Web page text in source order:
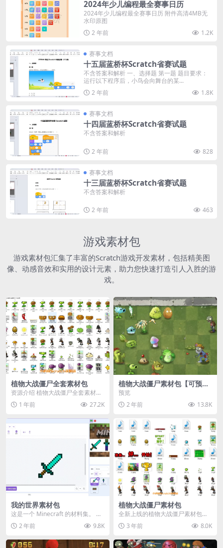
2024年少儿编程最全赛事日历
2024年少儿编程最全赛事日历 附件高清4MB无
水印原图
2 年前
1.2K
赛事文档
十五届蓝桥杯Scratch省赛试题
不含答案和解析 一、选择题 第一题 题目要求：
运行以下程序后，小鸟会向舞台的某...
2 年前
1.8K
赛事文档
十四届蓝桥杯Scratch省赛试题
不含答案和解析
2 年前 828
赛事文档
十三届蓝桥杯Scratch省赛试题
不含答案和解析
2 年前 463
游戏素材包
游戏素材包汇集了丰富的Scratch游戏开发素材，包括精美图
像、动感音效和实用的设计元素，助力您快速打造引人入胜的游
戏。
植物大战僵尸全套素材包
资源介绍 植物大战僵尸全套素材
包，包含227个丰富多样的素材，
涵盖角色、背景、动...
1 年前 27.2K
植物大战僵尸素材包【可预
览】
预览
2 年前
13.8K
我的世界素材包
这是一个 Minecraft 的材料集。 操
作方法如下： 工具 → 右箭头 怪物...
2 年前 9.8K
植物大战僵尸素材包
全新上线的植物大战僵尸素材包，
内含48个精选资源，涵盖角色、场
景、音效等多样内容...
3 年前 8.0K